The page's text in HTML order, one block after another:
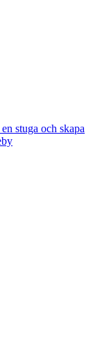
stuga och skapa